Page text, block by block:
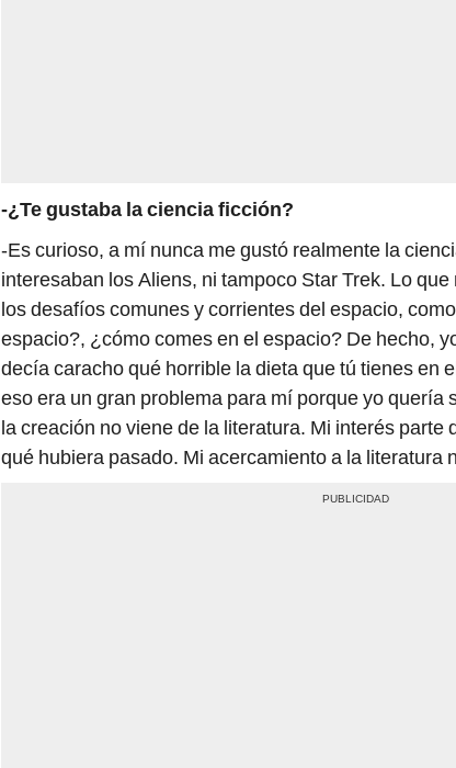
-¿Te gustaba la ciencia ficción?
-Es curioso, a mí nunca me gustó realmente la
interesaban los Aliens, ni tampoco Star Trek. Lo
los desafíos comunes y corrientes del espacio,
espacio?, ¿cómo comes en el espacio? De hecho,
decía caracho qué horrible la dieta que tú tienes en
eso era un gran problema para mí porque yo quería
la creación no viene de la literatura. Mi interés parte
qué hubiera pasado. Mi acercamiento a la literatura